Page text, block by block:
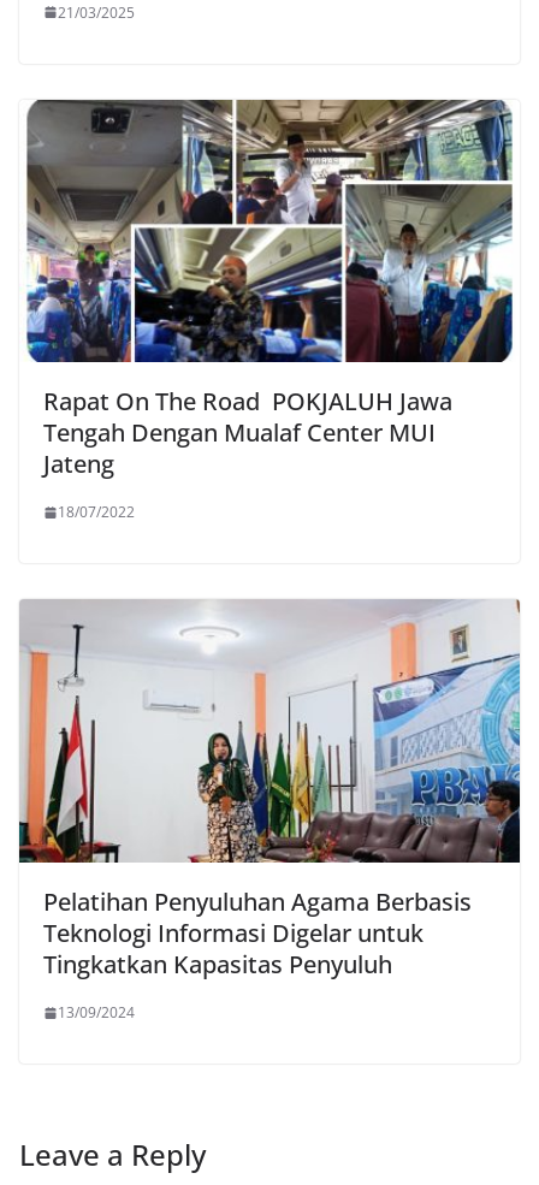
21/03/2025
Rapat On The Road POKJALUH Jawa
Tengah Dengan Mualaf Center MUI
Jateng
18/07/2022
Pelatihan Penyuluhan Agama Berbasis
Teknologi Informasi Digelar untuk
Tingkatkan Kapasitas Penyuluh
13/09/2024
Leave a Reply